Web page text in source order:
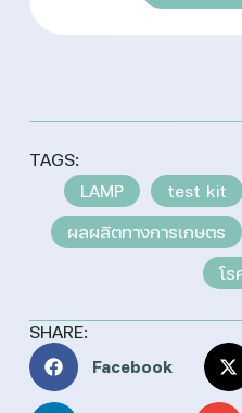
TAGS:
LAMP
test kit
ผลผลิตทางการเกษตร
โ
SHARE:
Facebook